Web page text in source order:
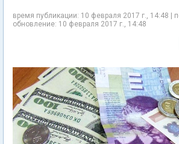
время публикации: 10 февраля 2017 г., 14:48 |
обновление: 10 февраля 2017 г., 14:48